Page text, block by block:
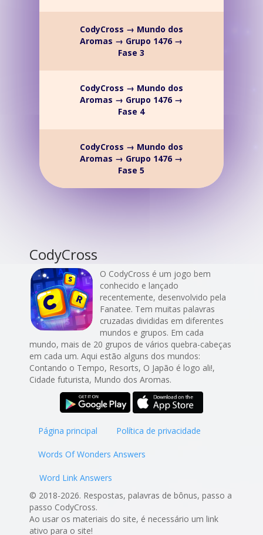
CodyCross → Mundo dos
Aromas → Grupo 1476 →
Fase 3
CodyCross → Mundo dos
Aromas → Grupo 1476 →
Fase 4
CodyCross → Mundo dos
Aromas → Grupo 1476 →
Fase 5
CodyCross
O CodyCross é um jogo bem
conhecido e lançado
recentemente, desenvolvido pela
Fanatee. Tem muitas palavras
cruzadas divididas em diferentes
mundos e grupos. Em cada
mundo, mais de 20 grupos de vários quebra-cabeças
em cada um. Aqui estão alguns dos mundos:
Contando o Tempo, Resorts, O Japão é logo ali!,
Cidade futurista, Mundo dos Aromas.
Página principal Política de privacidade
Words Of Wonders Answers
Word Link Answers
© 2018-2026. Respostas, palavras de bônus, passo a
passo CodyCross.
Ao usar os materiais do site, é necessário um link
ativo para o site!